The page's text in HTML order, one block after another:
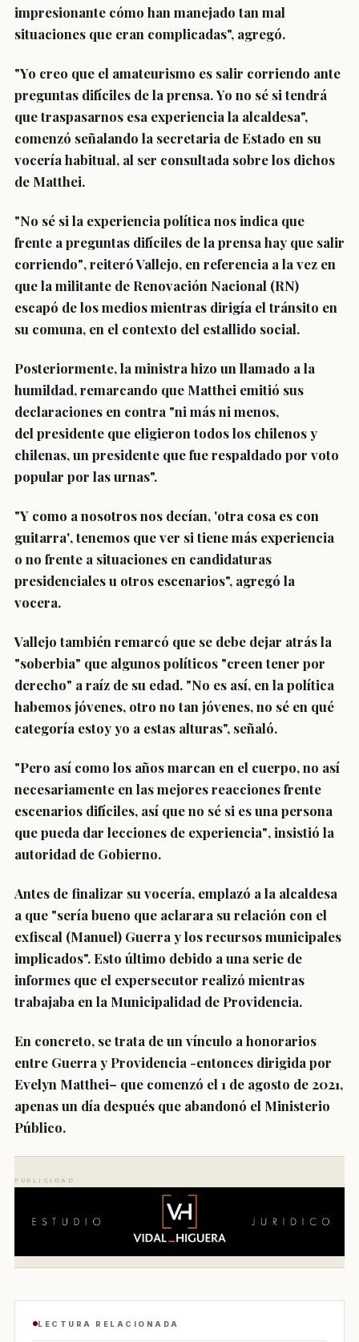
impresionante cómo han manejado tan mal
situaciones que eran complicadas", agregó.
"Yo creo que el amateurismo es salir corriendo ante
preguntas difíciles de la prensa.Yo no sé si tendrá
que traspasarnos esa experiencia la alcaldesa",
comenzó señalando la secretaria de Estado en su
vocería habitual, al ser consultada sobre los dichos
de Matthei.
"No sé si la experiencia política nos indica que
frente a preguntas difíciles de la prensa hay que salir
corriendo", reiteró Vallejo, en referencia a la vez en
que la militante de Renovación Nacional (RN)
escapó de los medios mientras dirigía el tránsito en
su comuna, en el contexto del estallido social.
Posteriormente, la ministra hizo un llamado a la
humildad, remarcando que Matthei emitió sus
declaraciones en contra "ni más ni menos,
del presidente que eligieron todos los chilenos y
chilenas, un presidente que fue respaldado por voto
popular por las urnas".
"Y como a nosotros nos decían, 'otra cosa es con
guitarra', tenemos que ver si tiene más experiencia
o no frente a situaciones en candidaturas
presidenciales u otros escenarios", agregó la
vocera.
Vallejo también remarcó que se debe dejar atrás la
"soberbia" que algunos políticos "creen tener por
derecho" a raíz de su edad. "No es así, en la política
habemos jóvenes, otro no tan jóvenes, no sé en qué
categoría estoy yo a estas alturas", señaló.
"Pero así como los años marcan en el cuerpo, no así
necesariamente en las mejores reacciones frente
escenarios difíciles, así queno sé si es una persona
que pueda dar lecciones de experiencia", insistió la
autoridad de Gobierno.
Antes de finalizar su vocería, emplazó a la alcaldesa
a que "sería bueno que aclarara su relación con el
exfiscal (Manuel) Guerra y los recursos municipales
implicados". Esto último debido a una serie de
informes que el expersecutor realizó mientras
trabajaba en la Municipalidad de Providencia.
En concreto, se trata de un vínculo a honorarios
entre Guerra y Providencia -entonces dirigida por
Evelyn Matthei– que comenzó el 1 de agosto de 2021,
apenas un día después que abandonó el Ministerio
Público.
PUBLICIDAD
LECTURA RELACIONADA